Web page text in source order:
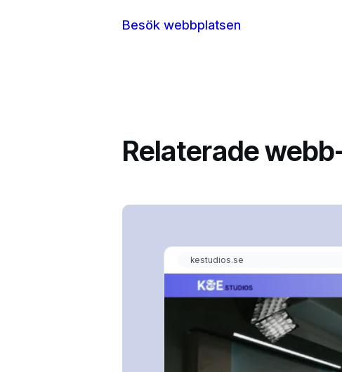
Besök webbplatsen
Relaterade